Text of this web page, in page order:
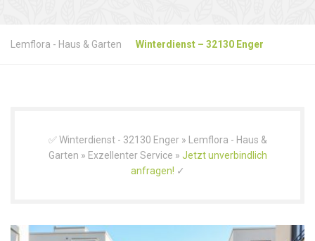
Lemflora - Haus & Garten Winterdienst – 32130 Enger
✅ Winterdienst - 32130 Enger » Lemflora - Haus &
Garten » Exzellenter Service » Jetzt unverbindlich
anfragen! ✓